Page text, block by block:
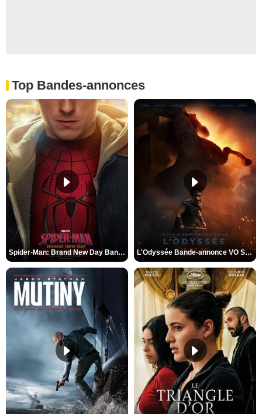
Top Bandes-annonces
Spider-Man: Brand New Day Bande-annonce VO STFR L'Odyssée Bande-annonce VO STFR